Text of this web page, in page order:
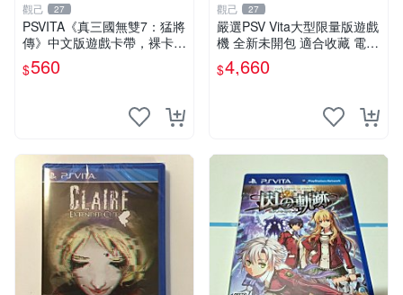
觀己 27
PSVITA《真三國無雙7：猛將
傳》中文版遊戲卡帶，裸卡未
包裝，成色佳，功能良好，專
機兼容，即發，嚴選，適合收
$560
觀己 27
嚴選PSV Vita大型限量版遊戲
機 全新未開包 適合收藏 電玩
Vita 遊戲機 氣質機具 未拆封
娛樂機具
$4,660